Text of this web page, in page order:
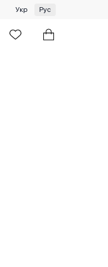
ЦУМ by GUNIA
Укр Рус